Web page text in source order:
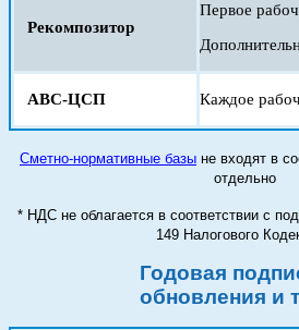
Рекомпозитор
Первое
АВС-ЦСП Каждое
Сметно-нормативные базы не входят в
отдельно
* НДС не облагается в соответствии с
149 Налогового
Годовая
обновления и